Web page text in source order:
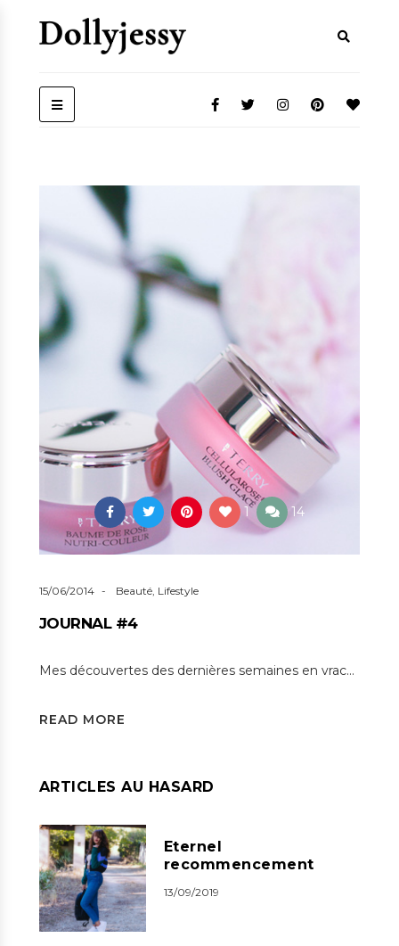
1 14
15/06/2014 Beauté, Lifestyle
JOURNAL #4
Mes découvertes des dernières semaines en vrac…
READ MORE
ARTICLES AU HASARD
Eternel
recommencement
13/09/2019